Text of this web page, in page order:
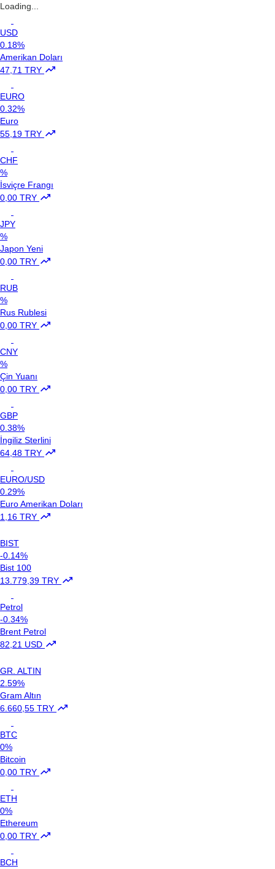
Loading...
USD
0.18%
Amerikan Doları
47,71 TRY
EURO
0.32%
Euro
55,19 TRY
CHF
%
İsviçre Frangı
0,00 TRY
JPY
%
Japon Yeni
0,00 TRY
RUB
%
Rus Rublesi
0,00 TRY
CNY
%
Çin Yuanı
0,00 TRY
GBP
0.38%
İngiliz Sterlini
64,48 TRY
EURO/USD
0.29%
Euro Amerikan Doları
1,16 TRY
BIST
-0.14%
Bist 100
13.779,39 TRY
Petrol
-0.34%
Brent Petrol
82,21 USD
GR. ALTIN
2.59%
Gram Altın
6.660,55 TRY
BTC
0%
Bitcoin
0,00 TRY
ETH
0%
Ethereum
0,00 TRY
BCH